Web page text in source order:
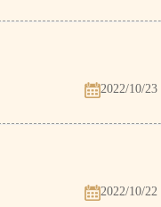
2022/10/23
2022/10/22